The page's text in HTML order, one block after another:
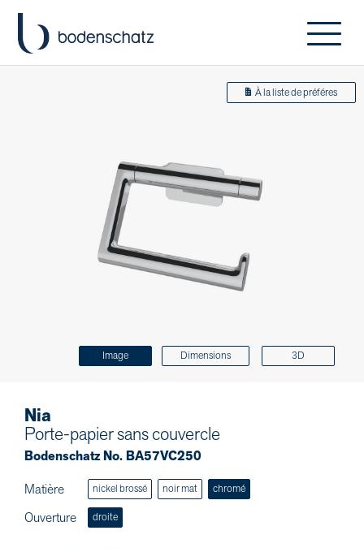
Image Dimensions 3D
À la liste de préféres
Nia
Porte-papier sans couvercle
Bodenschatz No. BA57VC250
Matière
nickel brossé noir mat chromé
Ouverture droite